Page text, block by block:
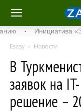
· Инициатива
Esasy Новости
В
заявок на
решение –